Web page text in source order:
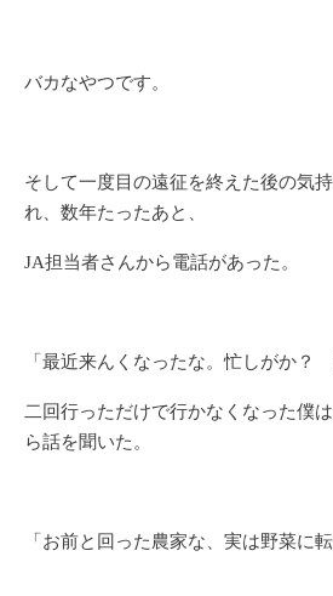
バカなやつです。
そして一度目の遠征を終えた後の気
れ、数年たったあと、
JA担当者さんから電話があった。
「最近来んくなったな。忙しがか？
二回行っただけで行かなくなった僕
ら話を聞いた。
「お前と回った農家な、実は野菜に